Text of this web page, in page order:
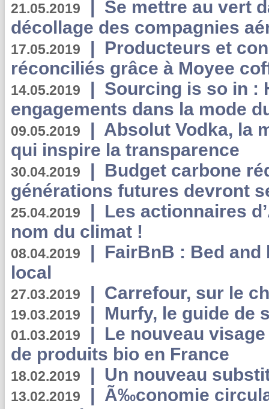
21.05.2019 | Se mettre au vert
décollage des compagnies
17.05.2019 | Producteurs et
réconciliés grâce à Moyee
14.05.2019 | Sourcing is so in :
engagements dans la mode
09.05.2019 | Absolut Vodka, la
qui inspire la transparence
30.04.2019 | Budget carbone
générations futures devront
25.04.2019 | Les actionnaires
nom du climat !
08.04.2019 | FairBnB : Bed
local
27.03.2019 | Carrefour, sur le
19.03.2019 | Murfy, le guide de
01.03.2019 | Le nouveau
de produits bio en France
18.02.2019 | Un nouveau
13.02.2019 | Ã‰conomie